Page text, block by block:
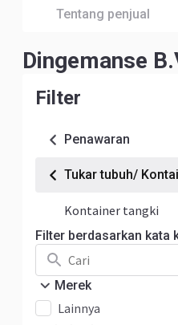
Tentang penjual
Dingemanse
Filter
Penawaran
Tukar tubuh/
Kontainer tangki
Filter berdasarkan kata
Merek
Lainnya